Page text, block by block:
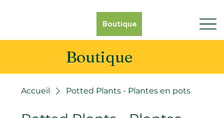
Boutique
Boutique
Accueil Potted Plants - Plantes en pots